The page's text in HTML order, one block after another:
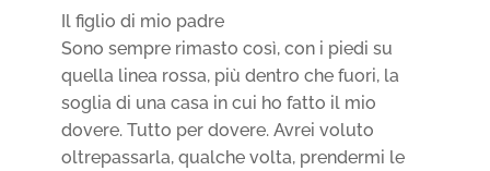
Il figlio di mio padre
Sono sempre rimasto così, con i piedi su
quella linea rossa, più dentro che fuori, la
soglia di una casa in cui ho fatto il mio
dovere. Tutto per dovere. Avrei voluto
oltrepassarla, qualche volta, prendermi le